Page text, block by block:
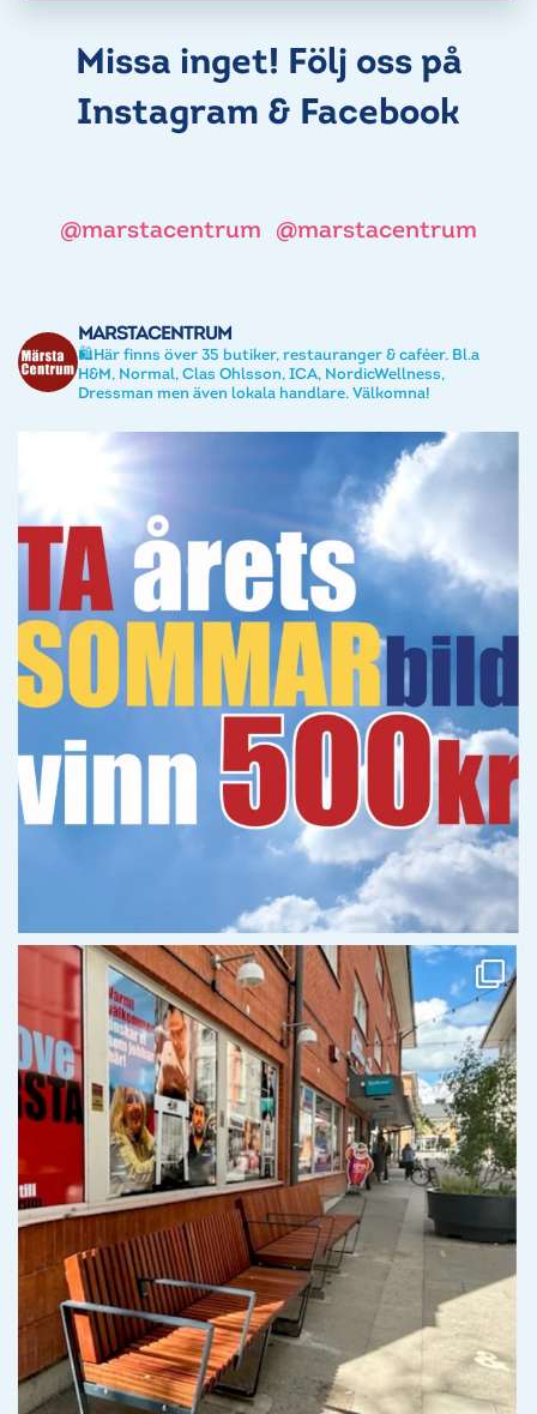
Missa inget! Följ oss på
Instagram & Facebook
@marstacentrum @marstacentrum
MARSTACENTRUM
🛍️Här finns över 35 butiker, restauranger & caféer. Bl.a
H&M, Normal, Clas Ohlsson, ICA, NordicWellness,
Dressman men även lokala handlare. Välkomna!